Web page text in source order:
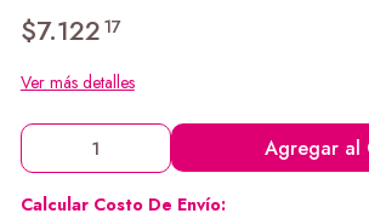
$7.122 17
Ver más detalles
Agregar al
Calcular Costo De Envío: